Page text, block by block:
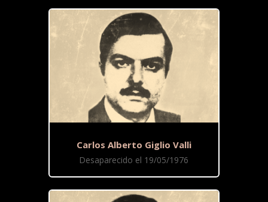
Carlos Alberto Giglio Valli
Desaparecido el 19/05/1976